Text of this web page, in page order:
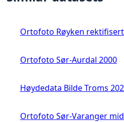
Ortofoto Røyken
Ortofoto Sør-Aurdal 2000
Høydedata Bilde Troms
Ortofoto Sør-Varanger